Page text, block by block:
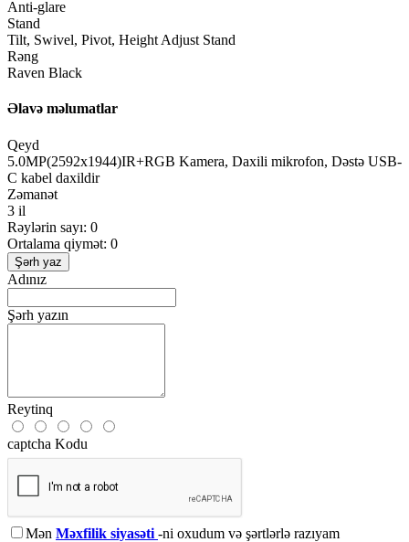
Anti-glare
Stand
Tilt, Swivel, Pivot, Height Adjust Stand
Rəng
Raven Black
Əlavə məlumatlar
Qeyd
5.0MP(2592x1944)IR+RGB Kamera, Daxili mikrofon, Dəstə USB-
C kabel daxildir
Zəmanət
3 il
Rəylərin sayı: 0
Ortalama qiymət: 0
Şərh yaz
Adınız
Şərh yazın
Reytinq
captcha Kodu
Mən Məxfilik siyasəti -ni oxudum və şərtlərlə razıyam